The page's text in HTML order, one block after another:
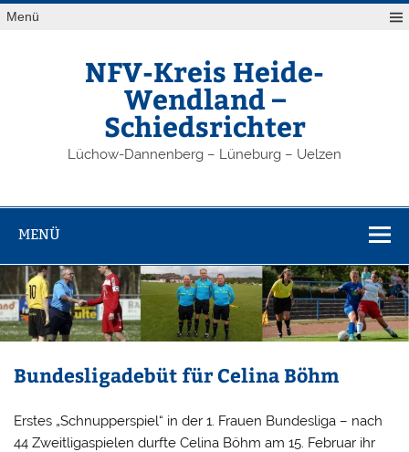
Zum
Inhalt
Menü
NFV-Kreis Heide-
Wendland –
Schiedsrichter
Lüchow-Dannenberg – Lüneburg – Uelzen
MENÜ
Bundesligadebüt für Celina Böhm
Erstes „Schnupperspiel“ in der 1. Frauen Bundesliga – nach
44 Zweitligaspielen durfte Celina Böhm am 15. Februar ihr